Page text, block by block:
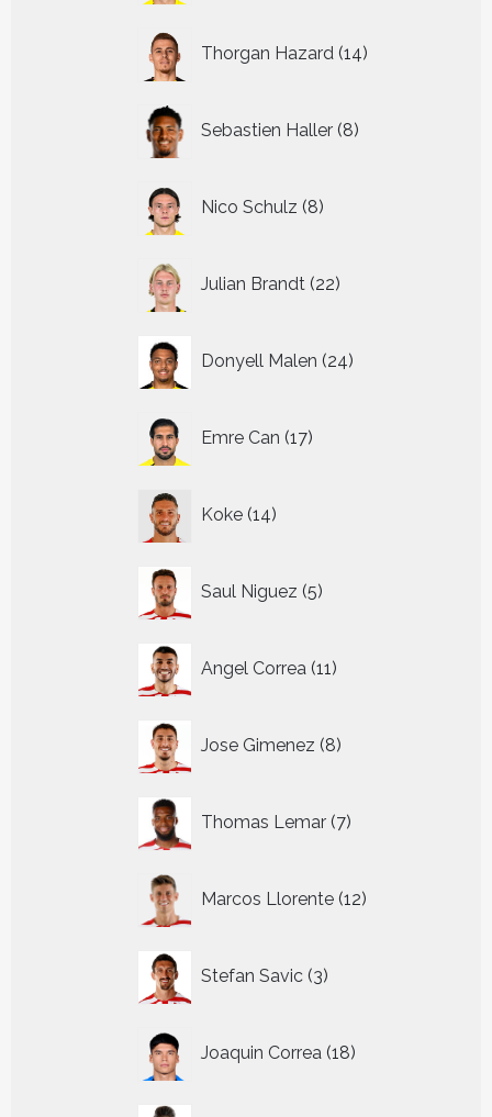
Thorgan Hazard 14
producten
Sebastien Haller 8
producten
Nico Schulz 8
producten
Julian Brandt 22
producten
Donyell Malen 24
producten
Emre Can 17
producten
Koke 14
producten
Saul Niguez 5
producten
Angel Correa 11
producten
Jose Gimenez 8
producten
Thomas Lemar 7
producten
Marcos Llorente 12
producten
Stefan Savic 3
producten
Joaquin Correa 18
producten